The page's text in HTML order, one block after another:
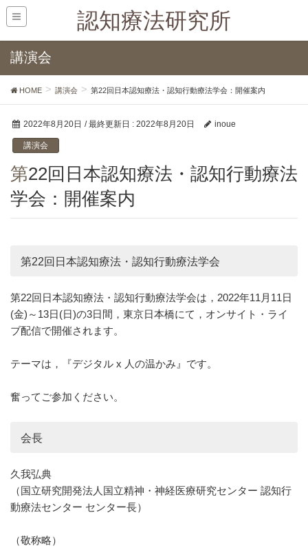
認知療法研究所
講演会
HOME 講演会 第22回日本認知療法・認知行動療法学会：開催案内
2022年8月20日 / 最終更新日 : 2022年8月20日 inoue
講演会
第22回日本認知療法・認知行動療法
学会：開催案内
第22回日本認知療法・認知行動療法学会
第22回日本認知療法・認知行動療法学会は，2022年11月11日
(金)～13日(日)の3日間，東京日本橋にて，オンサイト・ライ
ブ配信で開催されます。
テーマは，『デジタル x 人の温かみ』です。
奮ってご参加ください。
会長
久我弘典
（国立研究開発法人国立精神・神経医療研究センター 認知行
動療法センター センター長）
（敬称略）